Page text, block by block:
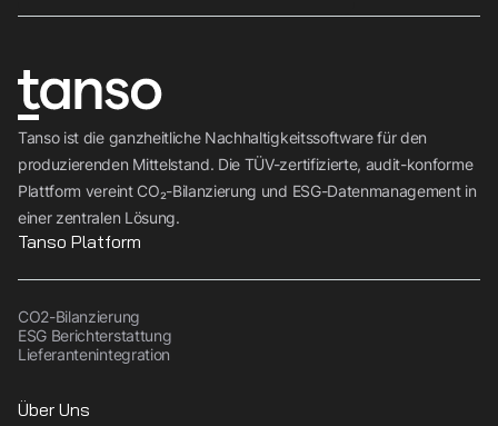
Tanso ist die ganzheitliche Nachhaltigkeitssoftware für den
produzierenden Mittelstand. Die TÜV-zertifizierte, audit-konforme
Plattform vereint CO₂-Bilanzierung und ESG-Datenmanagement in
einer zentralen Lösung.
Tanso Platform
CO2-Bilanzierung
ESG Berichterstattung
Lieferantenintegration
Über Uns